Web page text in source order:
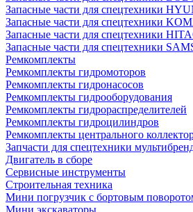
Запасные части для спецтехники
Запасные части для спецтехники
Запасные части для спецтехники
Запасные части для спецтехники
Ремкомплекты
Ремкомплекты гидромоторов
Ремкомплекты гидронасосов
Ремкомплекты гидрооборудования
Ремкомплекты гидрораспределителей
Ремкомплекты гидроцилиндров
Ремкомплекты центрального
Запчасти для спецтехники
Двигатель в сборе
Сервисные инструменты
Строительная техника
Мини погрузчик с бортовым
Мини экскаваторы